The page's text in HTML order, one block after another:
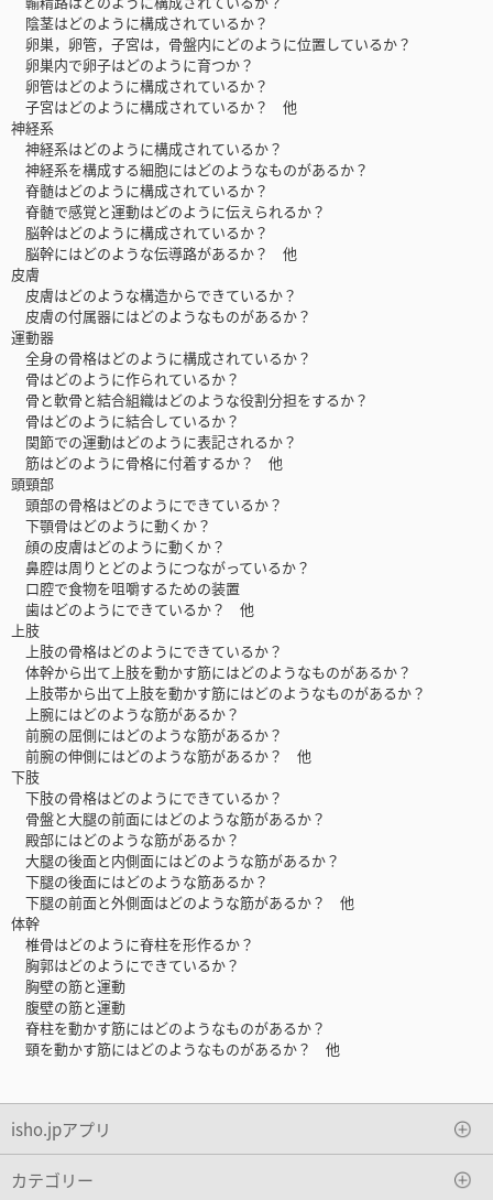
陰茎はどのように構成されているか？
卵巣，卵管，子宮は，骨盤内にどのように位置しているか？
卵巣内で卵子はどのように育つか？
卵管はどのように構成されているか？
子宮はどのように構成されているか？ 他
神経系
神経系はどのように構成されているか？
神経系を構成する細胞にはどのようなものがあるか？
脊髄はどのように構成されているか？
脊髄で感覚と運動はどのように伝えられるか？
脳幹はどのように構成されているか？
脳幹にはどのような伝導路があるか？ 他
皮膚
皮膚はどのような構造からできているか？
皮膚の付属器にはどのようなものがあるか？
運動器
全身の骨格はどのように構成されているか？
骨はどのように作られているか？
骨と軟骨と結合組織はどのような役割分担をするか？
骨はどのように結合しているか？
関節での運動はどのように表記されるか？
筋はどのように骨格に付着するか？ 他
頭頸部
頭部の骨格はどのようにできているか？
下顎骨はどのように動くか？
顔の皮膚はどのように動くか？
鼻腔は周りとどのようにつながっているか？
口腔で食物を咀嚼するための装置
歯はどのようにできているか？ 他
上肢
上肢の骨格はどのようにできているか？
体幹から出て上肢を動かす筋にはどのようなものがあるか？
上肢帯から出て上肢を動かす筋にはどのようなものがあるか？
上腕にはどのような筋があるか？
前腕の屈側にはどのような筋があるか？
前腕の伸側にはどのような筋があるか？ 他
下肢
下肢の骨格はどのようにできているか？
骨盤と大腿の前面にはどのような筋があるか？
殿部にはどのような筋があるか？
大腿の後面と内側面にはどのような筋があるか？
下腿の後面にはどのような筋あるか？
下腿の前面と外側面はどのような筋があるか？ 他
体幹
椎骨はどのように脊柱を形作るか？
胸郭はどのようにできているか？
胸壁の筋と運動
腹壁の筋と運動
脊柱を動かす筋にはどのようなものがあるか？
頸を動かす筋にはどのようなものがあるか？ 他
isho.jpアプリ
カテゴリー